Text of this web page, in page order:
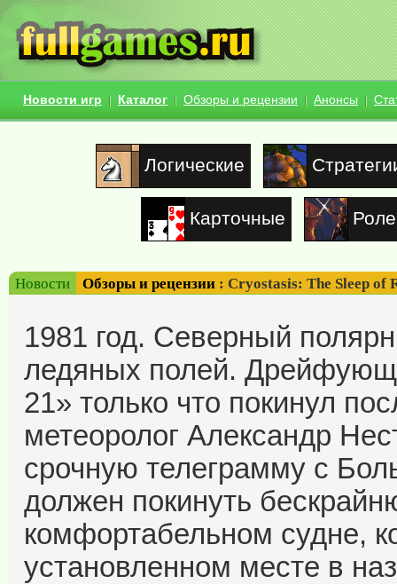
Новости игр Каталог Обзоры и рецензии Анонсы
Логические
Карточные
Новости Обзоры и рецензии : Cryostasis: The Sleep of
1981 год. Северный
ледяных полей.
21» только что покинул
метеоролог Александр
срочную телеграмму с
должен покинуть
комфортабельном судне,
установленном месте в